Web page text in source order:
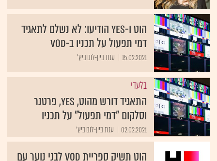
הוט ו-yes הודיעו: לא נשלם לתאגיד
דמי תפעול על תכניו ב-VOD
15.02.2021 ענת ביין-לובוביץ'
בלעדי
התאגיד דורש מהוט, yes, פרטנר
וסלקום "דמי תפעול" על תכניו
02.02.2021 ענת ביין-לובוביץ'
הוט תשיק ספריית VOD לבני נוער עם